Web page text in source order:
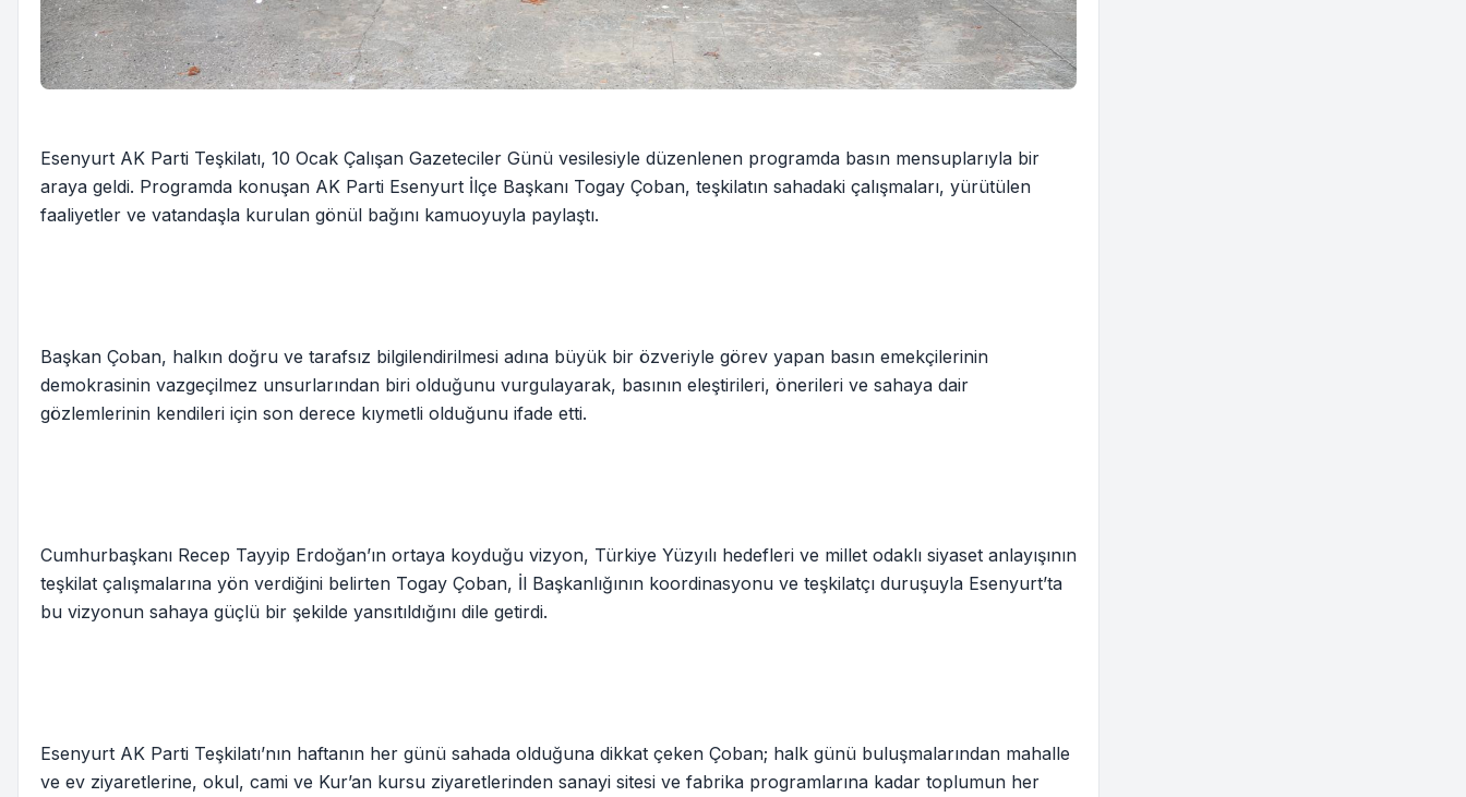
Esenyurt AK Parti Teşkilatı, 10 Ocak Çalışan Gazeteciler Günü vesilesiyle düzenlenen programda basın mensuplarıyla bir
araya geldi. Programda konuşan AK Parti Esenyurt İlçe Başkanı Togay Çoban, teşkilatın sahadaki çalışmaları, yürütülen
faaliyetler ve vatandaşla kurulan gönül bağını kamuoyuyla paylaştı.
Başkan Çoban, halkın doğru ve tarafsız bilgilendirilmesi adına büyük bir özveriyle görev yapan basın emekçilerinin
demokrasinin vazgeçilmez unsurlarından biri olduğunu vurgulayarak, basının eleştirileri, önerileri ve sahaya dair
gözlemlerinin kendileri için son derece kıymetli olduğunu ifade etti.
Cumhurbaşkanı Recep Tayyip Erdoğan’ın ortaya koyduğu vizyon, Türkiye Yüzyılı hedefleri ve millet odaklı siyaset anlayışının
teşkilat çalışmalarına yön verdiğini belirten Togay Çoban, İl Başkanlığının koordinasyonu ve teşkilatçı duruşuyla Esenyurt’ta
bu vizyonun sahaya güçlü bir şekilde yansıtıldığını dile getirdi.
Esenyurt AK Parti Teşkilatı’nın haftanın her günü sahada olduğuna dikkat çeken Çoban; halk günü buluşmalarından mahalle
ve ev ziyaretlerine, okul, cami ve Kur’an kursu ziyaretlerinden sanayi sitesi ve fabrika programlarına kadar toplumun her